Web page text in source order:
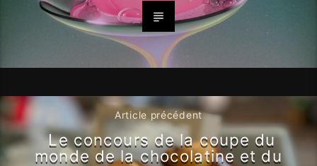
Article précédent
Le concours de la coupe du
monde de la chocolatine et du